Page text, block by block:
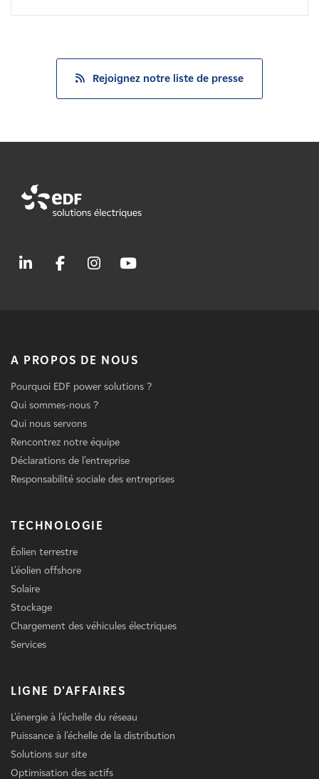
Rejoignez notre liste de presse
A PROPOS DE NOUS
Pourquoi EDF power solutions ?
Qui sommes-nous ?
Qui nous servons
Rencontrez notre équipe
Déclarations de l'entreprise
Responsabilité sociale des entreprises
TECHNOLOGIE
Éolien terrestre
L'éolien offshore
Solaire
Stockage
Chargement des véhicules électriques
Services
LIGNE D'AFFAIRES
L'énergie à l'échelle du réseau
Puissance à l'échelle de la distribution
Solutions sur site
Optimisation des actifs